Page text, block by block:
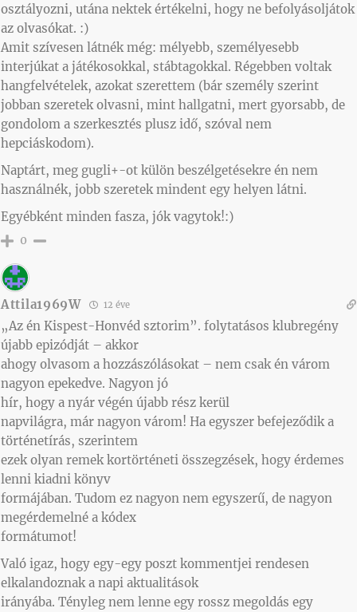
osztályozni, utána nektek értékelni, hogy ne befolyásoljátok
az olvasókat. :)
Amit szívesen látnék még: mélyebb, személyesebb
interjúkat a játékosokkal, stábtagokkal. Régebben voltak
hangfelvételek, azokat szerettem (bár személy szerint
jobban szeretek olvasni, mint hallgatni, mert gyorsabb, de
gondolom a szerkesztés plusz idő, szóval nem
hepciáskodom).
Naptárt, meg gugli+-ot külön beszélgetésekre én nem
használnék, jobb szeretek mindent egy helyen látni.
Egyébként minden fasza, jók vagytok!:)
0
Attila1969W 12 éve
„Az én Kispest-Honvéd sztorim”. folytatásos klubregény
újabb epizódját – akkor
ahogy olvasom a hozzászólásokat – nem csak én várom
nagyon epekedve. Nagyon jó
hír, hogy a nyár végén újabb rész kerül
napvilágra, már nagyon várom! Ha egyszer befejeződik a
történetírás, szerintem
ezek olyan remek kortörténeti összegzések, hogy érdemes
lenni kiadni könyv
formájában. Tudom ez nagyon nem egyszerű, de nagyon
megérdemelné a kódex
formátumot!
Való igaz, hogy egy-egy poszt kommentjei rendesen
elkalandoznak a napi aktualitások
irányába. Tényleg nem lenne egy rossz megoldás egy